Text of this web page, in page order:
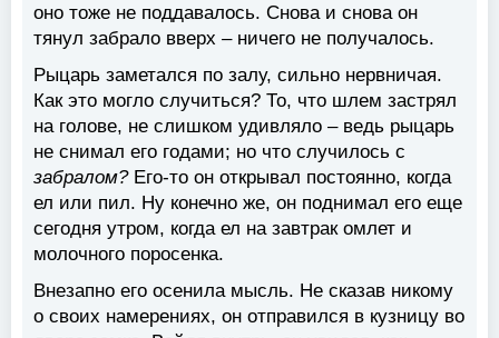
оно тоже не поддавалось. Снова и снова он
тянул забрало вверх – ничего не получалось.
Рыцарь заметался по залу, сильно нервничая.
Как это могло случиться? То, что шлем застрял
на голове, не слишком удивляло – ведь рыцарь
не снимал его годами; но что случилось с
забралом?Его-то он открывал постоянно, когда
ел или пил. Ну конечно же, он поднимал его еще
сегодня утром, когда ел на завтрак омлет и
молочного поросенка.
Внезапно его осенила мысль. Не сказав никому
о своих намерениях, он отправился в кузницу во